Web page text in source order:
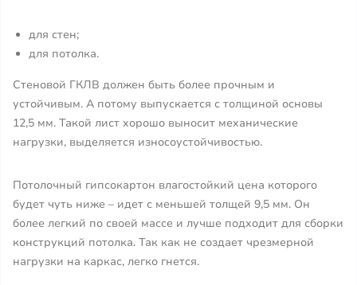
для стен;
для потолка.
Стеновой ГКЛВ должен быть более прочным и
устойчивым. А потому выпускается с толщиной основы
12,5 мм. Такой лист хорошо выносит механические
нагрузки, выделяется износоустойчивостью.
Потолочный гипсокартон влагостойкий цена которого
будет чуть ниже – идет с меньшей толщей 9,5 мм. Он
более легкий по своей массе и лучше подходит для сборки
конструкций потолка. Так как не создает чрезмерной
нагрузки на каркас, легко гнется.